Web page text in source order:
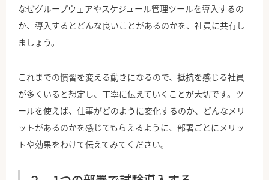
なぜグループウェアやスケジュール管理ツールを導入するの
か、導入するとどんな良いことがあるのかを、社員に共有し
ましょう。
これまでの慣習を変える動きになるので、抵抗を感じる社員
が多くいると想定し、丁寧に伝えていくことが大切です。ツ
ールを使えば、仕事がどのように変化するのか、どんなメリ
ットがあるのかを感じてもらえるように、部署ごとにメリッ
トや効果をわけて伝えてみてください。